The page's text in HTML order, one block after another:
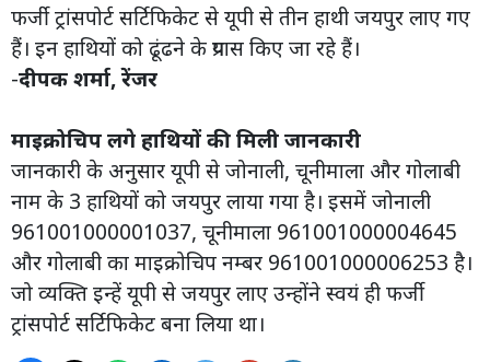
फर्जी ट्रांसपोर्ट सर्टिफिकेट से यूपी से तीन हाथी जयपुर लाए गए
हैं। इन हाथियों को ढूंढने के प्रयास किए जा रहे हैं।
-दीपक शर्मा, रेंजर
माइक्रोचिप लगे हाथियों की मिली जानकारी
जानकारी के अनुसार यूपी से जोनाली, चूनीमाला और गोलाबी
नाम के 3 हाथियों को जयपुर लाया गया है। इसमें जोनाली
961001000001037, चूनीमाला 961001000004645
और गोलाबी का माइक्रोचिप नम्बर 961001000006253 है।
जो व्यक्ति इन्हें यूपी से जयपुर लाए उन्होंने स्वयं ही फर्जी
ट्रांसपोर्ट सर्टिफिकेट बना लिया था।